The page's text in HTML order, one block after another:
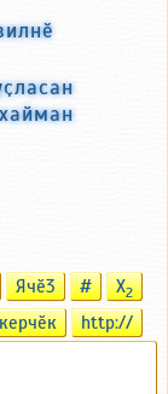
Ячӗ3 # X2
http://